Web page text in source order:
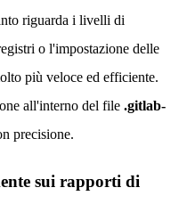
riguarda i livelli di
o l'impostazione delle
più veloce ed efficiente.
all'interno del file .gitlab-
precisione.
sui rapporti di